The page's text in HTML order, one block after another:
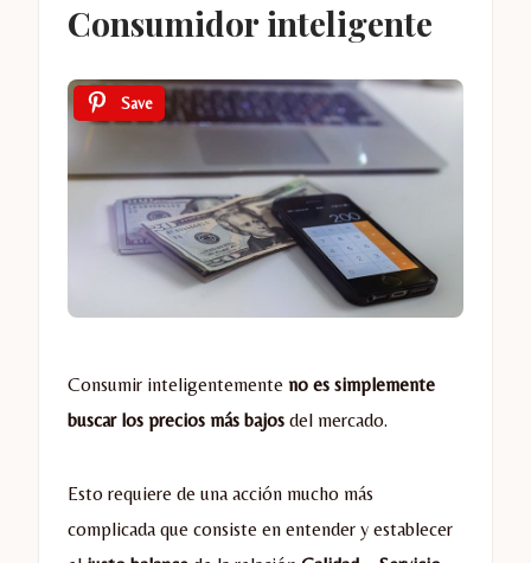
Consumidor inteligente
Save
Consumir inteligentemente no es simplemente
buscar los precios más bajos del mercado.
Esto requiere de una acción mucho más
complicada que consiste en entender y establecer